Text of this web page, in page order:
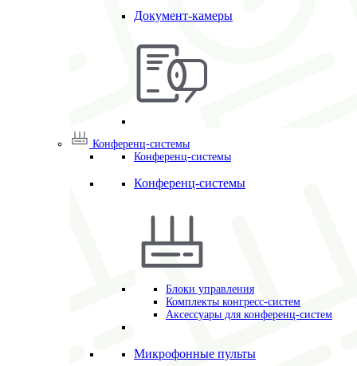
Документ-камеры
Конференц-системы
Конференц-системы
Конференц-системы
Блоки управления
Комплекты конгресс-систем
Аксессуары для конференц-систем
Микрофонные пульты